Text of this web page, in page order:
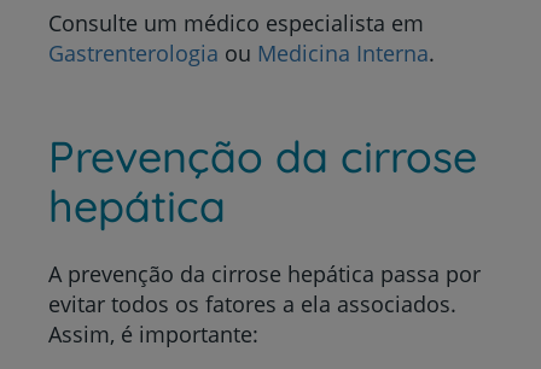
Consulte um médico especialista em
Gastrenterologia ou Medicina Interna.
Prevenção da cirrose
hepática
A prevenção da cirrose hepática passa por
evitar todos os fatores a ela associados.
Assim, é importante: